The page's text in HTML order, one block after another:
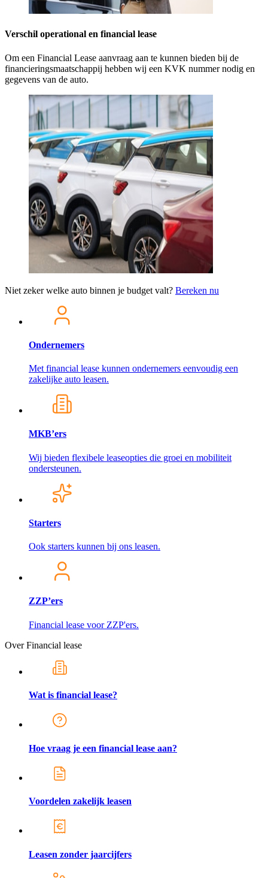
Verschil operational en financial lease
Om een Financial Lease aanvraag aan te kunnen bieden bij de
financieringsmaatschappij hebben wij een KVK nummer nodig en
gegevens van de auto.
Niet zeker welke auto binnen je budget valt? Bereken nu
Ondernemers
Met financial lease kunnen ondernemers eenvoudig een
zakelijke auto leasen.
MKB’ers
Wij bieden flexibele leaseopties die groei en mobiliteit
ondersteunen.
Starters
Ook starters kunnen bij ons leasen.
ZZP’ers
Financial lease voor ZZP'ers.
Over Financial lease
Wat is financial lease?
Hoe vraag je een financial lease aan?
Voordelen zakelijk leasen
Leasen zonder jaarcijfers